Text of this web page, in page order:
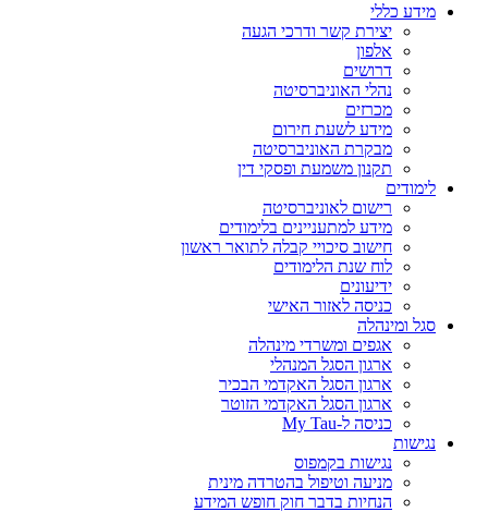
מידע כללי
יצירת קשר ודרכי הגעה
אלפון
דרושים
נהלי האוניברסיטה
מכרזים
מידע לשעת חירום
מבקרת האוניברסיטה
תקנון משמעת ופסקי דין
לימודים
רישום לאוניברסיטה
מידע למתעניינים בלימודים
חישוב סיכויי קבלה לתואר ראשון
לוח שנת הלימודים
ידיעונים
כניסה לאזור האישי
סגל ומינהלה
אגפים ומשרדי מינהלה
ארגון הסגל המנהלי
ארגון הסגל האקדמי הבכיר
ארגון הסגל האקדמי הזוטר
כניסה ל-My Tau
נגישות
נגישות בקמפוס
מניעה וטיפול בהטרדה מינית
הנחיות בדבר חוק חופש המידע